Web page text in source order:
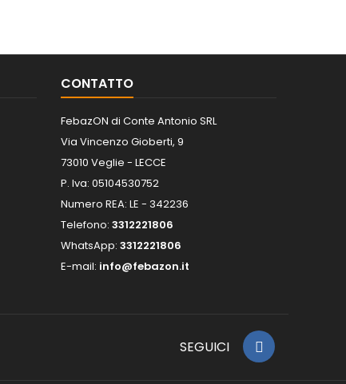
CONTATTO
FebazON di Conte Antonio SRL
Via Vincenzo Gioberti, 9
73010 Veglie - LECCE
P. Iva: 05104530752
Numero REA: LE - 342236
Telefono: 3312221806
WhatsApp: 3312221806
E-mail: info@febazon.it
SEGUICI